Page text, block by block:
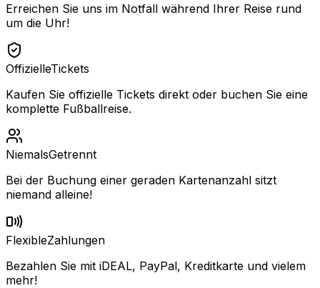
Erreichen Sie uns im Notfall während Ihrer Reise rund
um die Uhr!
OffizielleTickets
Kaufen Sie offizielle Tickets direkt oder buchen Sie eine
komplette Fußballreise.
NiemalsGetrennt
Bei der Buchung einer geraden Kartenanzahl sitzt
niemand alleine!
FlexibleZahlungen
Bezahlen Sie mit iDEAL, PayPal, Kreditkarte und vielem
mehr!